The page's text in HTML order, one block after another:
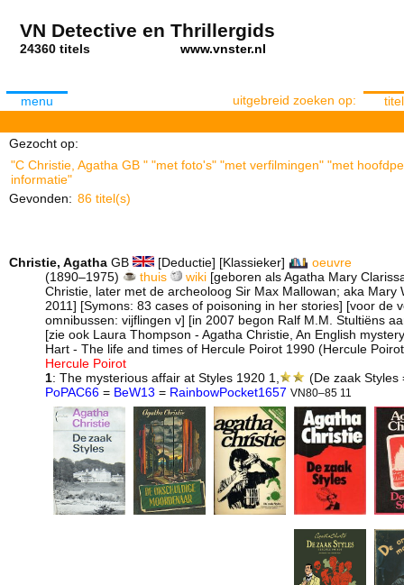
VN Detective en Thrillergids
24360 titels www.vnster.nl
menu uitgebreid zoeken op: titel
Gezocht op:
"C Christie, Agatha GB " "met foto's" "met verfilmingen" "met
informatie"
Gevonden: 86 titel(s)
Christie, Agatha GB [Deductie] [Klassieker]
oeuvre
(1890–1975)
thuis wiki[geboren als Agatha Mary
Christie, later met de archeoloog Sir Max Mallowan; aka
2011] [Symons: 83 cases of poisoning in her stories] [voor de
omnibussen: vijflingen v] [in 2007 begon Ralf M.M. Stultiëns
[zie ook Laura Thompson - Agatha Christie, An English
Hart - The life and times of Hercule Poirot 1990 (Hercule
Hercule Poirot
1: The mysterious affair at Styles 1920 1,
(De zaak
PoPAC66 = BeW13 = RainbowPocket1657 VN80–85 11